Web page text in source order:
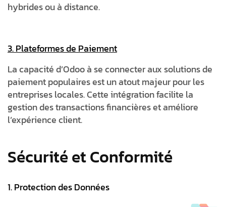
hybrides ou à distance.
3. Plateformes de Paiement
La capacité d’Odoo à se connecter aux solutions de
paiement populaires est un atout majeur pour les
entreprises locales. Cette intégration facilite la
gestion des transactions financières et améliore
l’expérience client.
Sécurité et Conformité
1. Protection des Données